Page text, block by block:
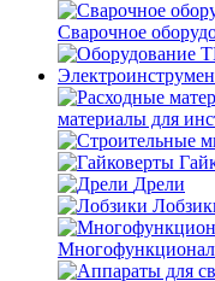
Сварочное
материалы для
Дрели